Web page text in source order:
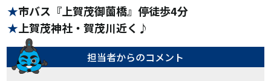
市バス『上賀茂御薗橋』停徒歩4分
上賀茂神社・賀茂川近く♪
担当者からのコメント